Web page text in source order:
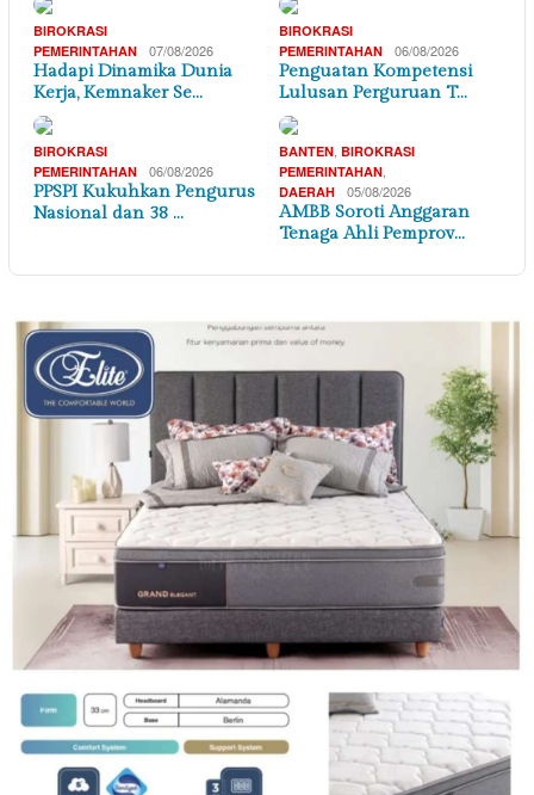
BIROKRASI
PEMERINTAHAN
07/08/2026
Hadapi Dinamika Dunia
Kerja, Kemnaker Se…
BIROKRASI
PEMERINTAHAN
06/08/2026
Penguatan Kompetensi
Lulusan Perguruan T…
BIROKRASI
PEMERINTAHAN
06/08/2026
PPSPI Kukuhkan Pengurus
Nasional dan 38 …
BANTEN BIROKRASI
PEMERINTAHAN
DAERAH 05/08/2026
AMBB Soroti Anggaran
Tenaga Ahli Pemprov…